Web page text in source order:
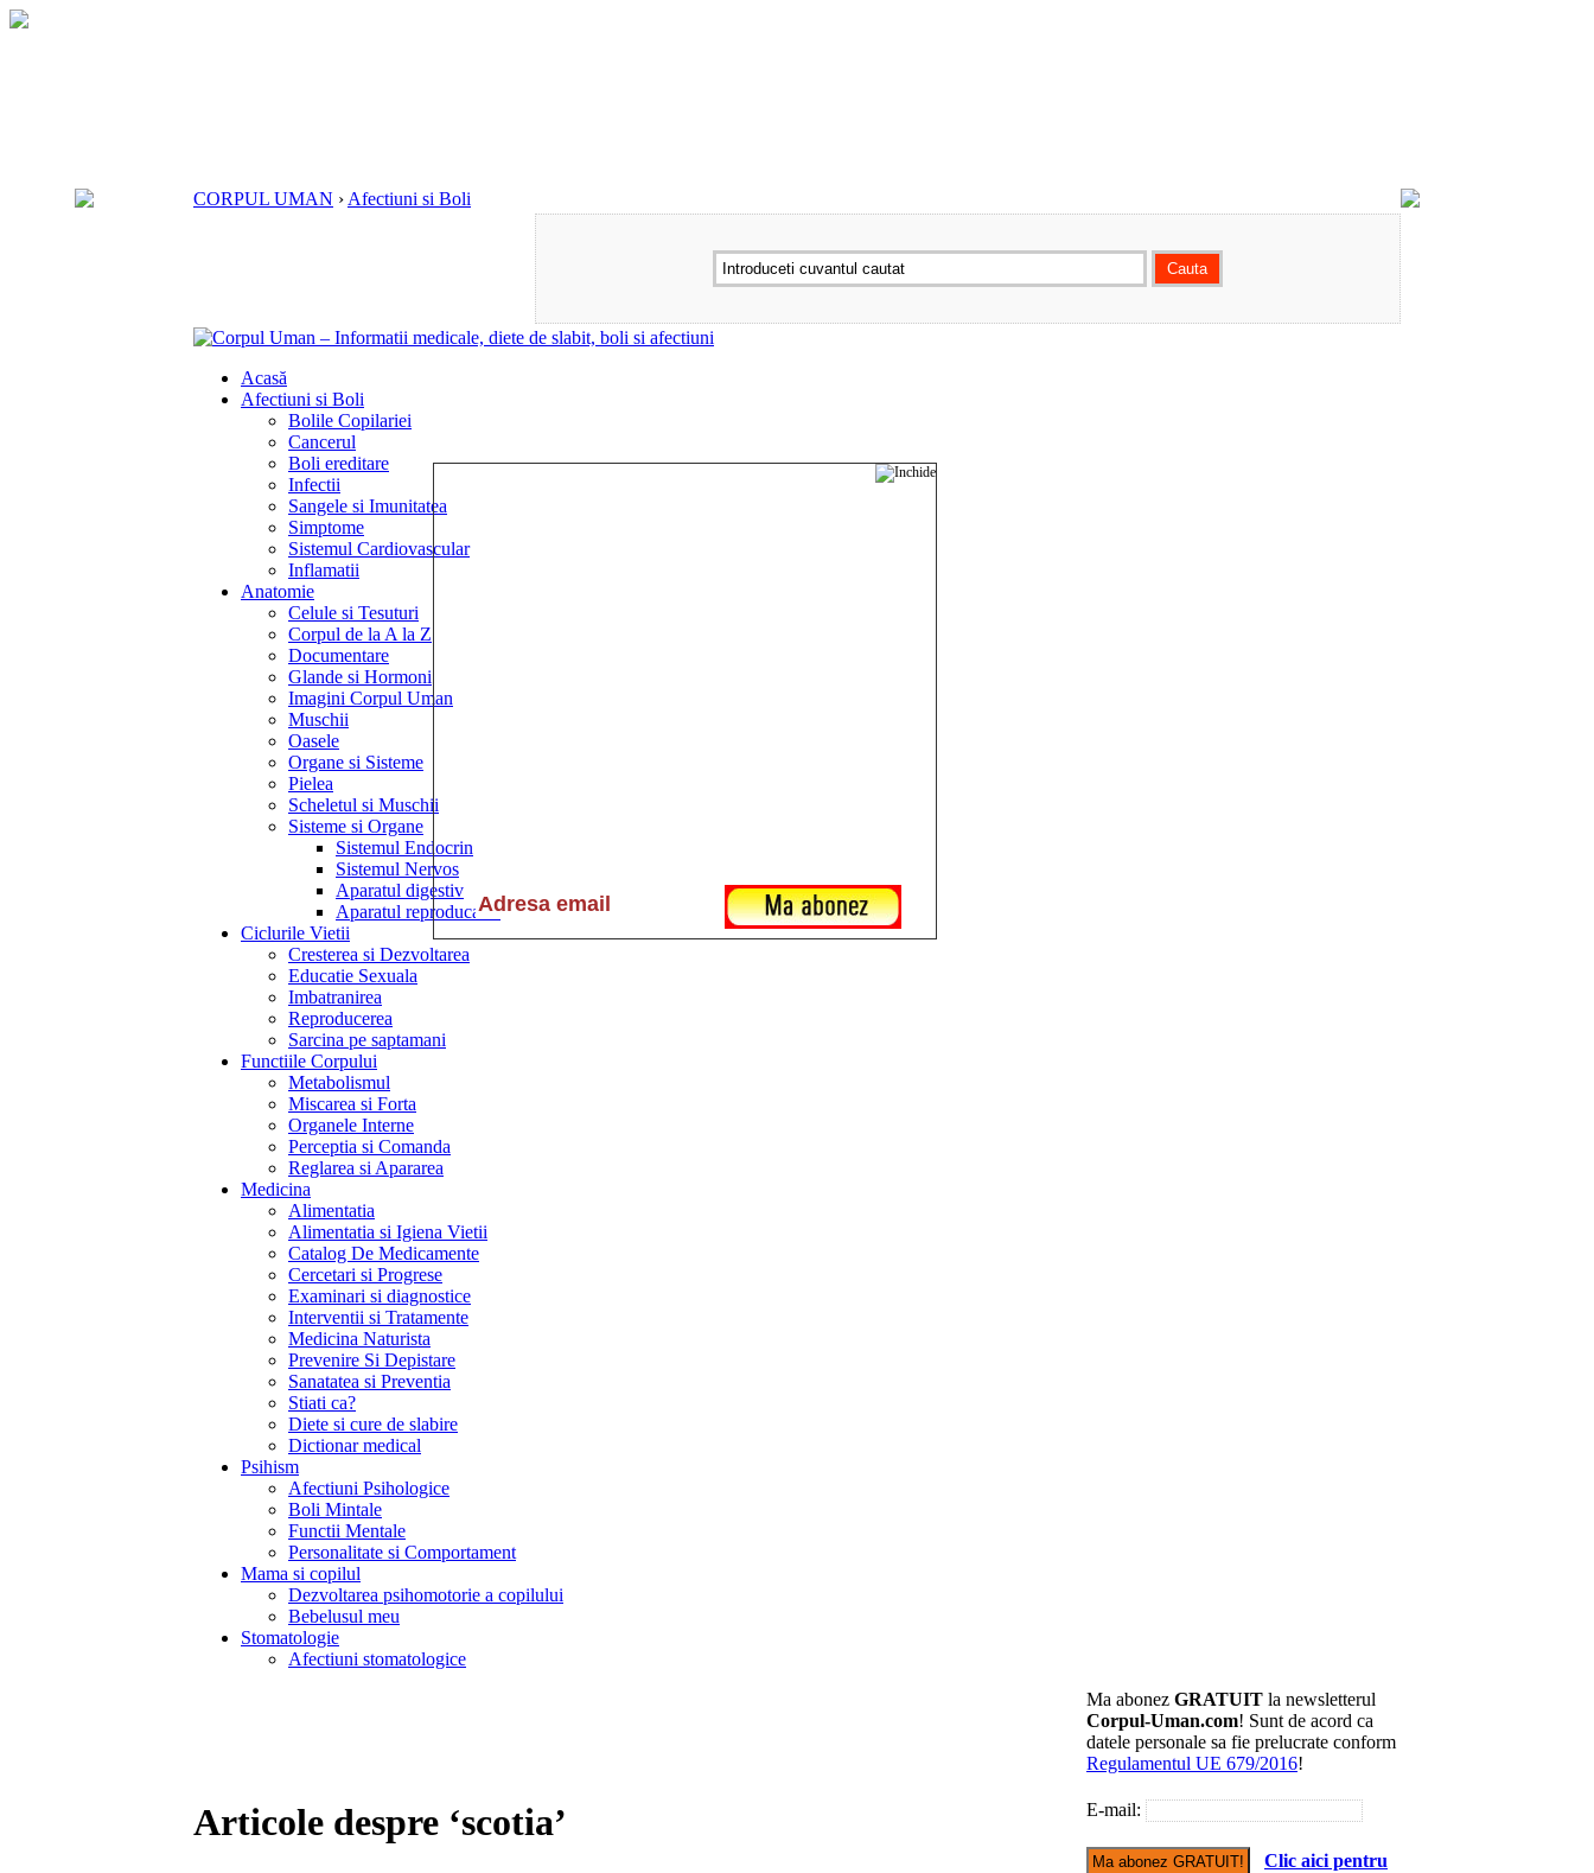
CORPUL UMAN › Afectiuni si Boli
Acasă
Afectiuni si Boli
Bolile Copilariei
Cancerul
Boli ereditare
Infectii
Sangele si Imunitatea
Simptome
Sistemul Cardiovascular
Inflamatii
Anatomie
Celule si Tesuturi
Corpul de la A la Z
Documentare
Glande si Hormoni
Imagini Corpul Uman
Muschii
Oasele
Organe si Sisteme
Pielea
Scheletul si Muschii
Sisteme si Organe
Sistemul Endocrin
Sistemul Nervos
Aparatul digestiv
Aparatul reproducator
Ciclurile Vietii
Cresterea si Dezvoltarea
Educatie Sexuala
Imbatranirea
Reproducerea
Sarcina pe saptamani
Functiile Corpului
Metabolismul
Miscarea si Forta
Organele Interne
Perceptia si Comanda
Reglarea si Apararea
Medicina
Alimentatia
Alimentatia si Igiena Vietii
Catalog De Medicamente
Cercetari si Progrese
Examinari si diagnostice
Interventii si Tratamente
Medicina Naturista
Prevenire Si Depistare
Sanatatea si Preventia
Stiati ca?
Diete si cure de slabire
Dictionar medical
Psihism
Afectiuni Psihologice
Boli Mintale
Functii Mentale
Personalitate si Comportament
Mama si copilul
Dezvoltarea psihomotorie a copilului
Bebelusul meu
Stomatologie
Afectiuni stomatologice
Ma abonez GRATUIT la newsletterul
Corpul-Uman.com! Sunt de acord ca
datele personale sa fie prelucrate conform
Regulamentul UE 679/2016!
E-mail:
Clic aici pentru
Articole despre ‘scotia’